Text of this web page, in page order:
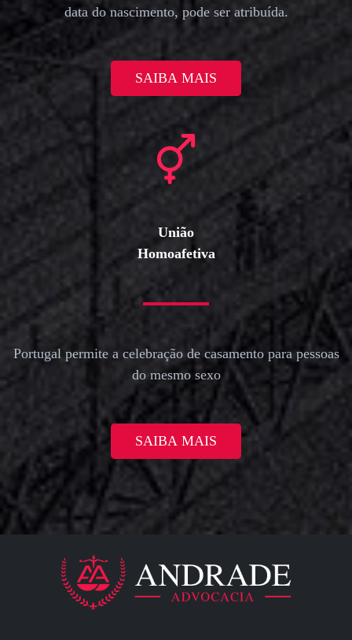
data do nascimento, pode ser atribuída.
SAIBA MAIS
União
Homoafetiva
Portugal permite a celebração de casamento para pessoas
do mesmo sexo
SAIBA MAIS